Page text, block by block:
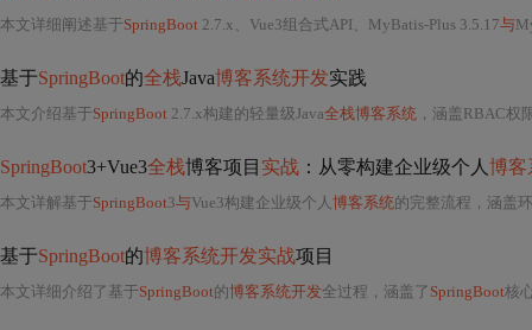
本文详细阐述基于SpringBoot 2.7.x、Vue3组合式API、MyBatis-Plus 3.5.17与
基于SpringBoot的全栈Java博客系统开发实践
本文介绍基于SpringBoot 2.7.x构建的轻量级Java全栈博客系统 ，涵盖RBAC权限控制、多级缓
SpringBoot3+Vue3全栈博客项目 实战 ：从零构建企业级个人 博客
本文详解基于SpringBoot3与Vue3构建企业级个人 博客系统的完整流程，涵盖环境搭建（JDK17+、Node.js、MySQL、Redis
基于SpringBoot的博客系统开发实战项目
本文详细介绍了基于SpringBoot的博客系统开发全过程，涵盖了 SpringBoot核